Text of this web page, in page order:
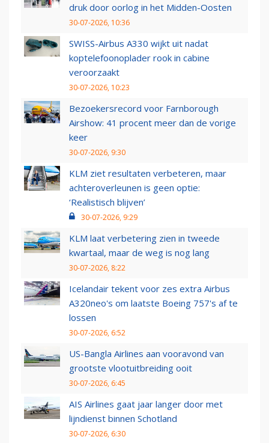
druk door oorlog in het Midden-Oosten
30-07-2026, 10:36
SWISS-Airbus A330 wijkt uit nadat
koptelefoonoplader rook in cabine
veroorzaakt
30-07-2026, 10:23
Bezoekersrecord voor Farnborough
Airshow: 41 procent meer dan de vorige
keer
30-07-2026, 9:30
KLM ziet resultaten verbeteren, maar
achteroverleunen is geen optie:
‘Realistisch blijven’
30-07-2026, 9:29
KLM laat verbetering zien in tweede
kwartaal, maar de weg is nog lang
30-07-2026, 8:22
Icelandair tekent voor zes extra Airbus
A320neo's om laatste Boeing 757's af te
lossen
30-07-2026, 6:52
US-Bangla Airlines aan vooravond van
grootste vlootuitbreiding ooit
30-07-2026, 6:45
AIS Airlines gaat jaar langer door met
lijndienst binnen Schotland
30-07-2026, 6:30